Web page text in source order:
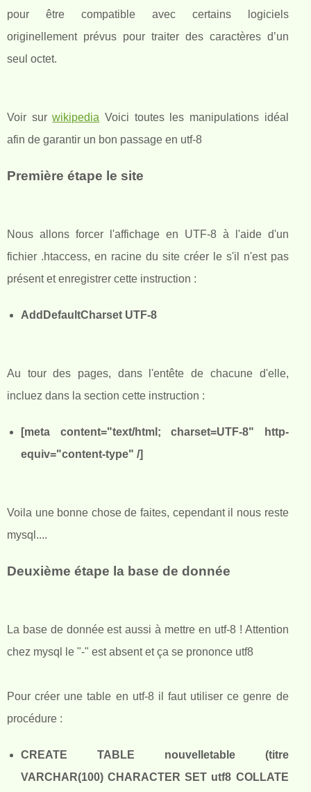
pour être compatible avec certains logiciels
originellement prévus pour traiter des caractères d’un
seul octet.
Voir surwikipedia Voici toutes les manipulations idéal
afin de garantir un bon passage en utf-8
Première étape le site
Nous allons forcer l'affichage en UTF-8 à l'aide d'un
fichier .htaccess, en racine du site créer le s'il n'est pas
présent et enregistrer cette instruction :
AddDefaultCharset UTF-8
Au tour des pages, dans l'entête de chacune d'elle,
incluez dans la section cette instruction :
[meta content="text/html; charset=UTF-8" http-
equiv="content-type" /]
Voila une bonne chose de faites, cependant il nous reste
mysql....
Deuxième étape la base de donnée
La base de donnée est aussi à mettre en utf-8 ! Attention
chez mysql le "-" est absent et ça se prononce utf8
Pour créer une table en utf-8 il faut utiliser ce genre de
procédure :
CREATE TABLE nouvelletable (titre
VARCHAR(100) CHARACTER SET utf8 COLLATE